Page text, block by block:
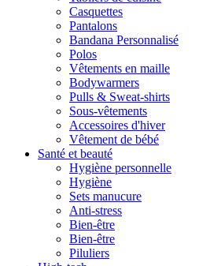
Casquettes
Pantalons
Bandana Personnalisé
Polos
Vêtements en maille
Bodywarmers
Pulls & Sweat-shirts
Sous-vêtements
Accessoires d'hiver
Vêtement de bébé
Santé et beauté
Hygiène personnelle
Hygiène
Sets manucure
Anti-stress
Bien-être
Bien-être
Piluliers